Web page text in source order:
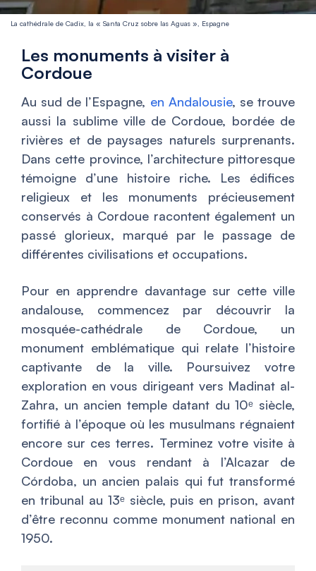
La cathédrale de Cadix, la « Santa Cruz sobre las Aguas », Espagne
Les monuments à visiter à
Cordoue
Au sud de l’Espagne, en Andalousie, se trouve
aussi la sublime ville de Cordoue, bordée de
rivières et de paysages naturels surprenants.
Dans cette province, l’architecture pittoresque
témoigne d’une histoire riche. Les édifices
religieux et les monuments précieusement
conservés à Cordoue racontent également un
passé glorieux, marqué par le passage de
différentes civilisations et occupations.
Pour en apprendre davantage sur cette ville
andalouse, commencez par découvrir la
mosquée-cathédrale de Cordoue, un
monument emblématique qui relate l’histoire
captivante de la ville. Poursuivez votre
exploration en vous dirigeant vers Madinat al-
Zahra, un ancien temple datant du 10ᵉ siècle,
fortifié à l’époque où les musulmans régnaient
encore sur ces terres. Terminez votre visite à
Cordoue en vous rendant à l’Alcazar de
Córdoba, un ancien palais qui fut transformé
en tribunal au 13ᵉ siècle, puis en prison, avant
d’être reconnu comme monument national en
1950.